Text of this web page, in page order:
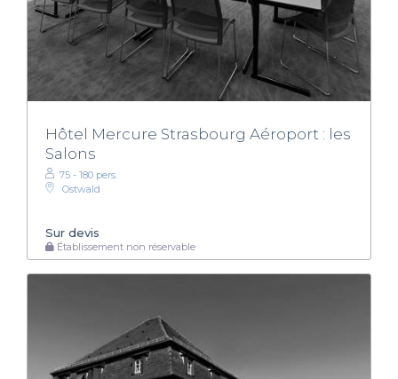
Hôtel Mercure Strasbourg Aéroport : les
Salons
75 - 180 pers.
Ostwald
Sur devis
Établissement non réservable